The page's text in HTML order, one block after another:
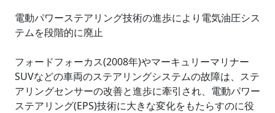
電動パワーステアリング技術の進歩により電気油圧シス
テムを段階的に廃止
フォードフォーカス(2008年)やマーキュリーマリナー
SUVなどの車両のステアリングシステムの故障は、ステ
アリングセンサーの改善と進歩に牽引され、電動パワー
ステアリング(EPS)技術に大きな変化をもたらすのに役